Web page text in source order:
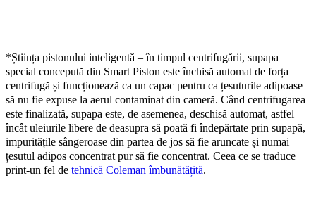
*Știința pistonului inteligentă – în timpul centrifugării, supapa
special concepută din Smart Piston este închisă automat de forța
centrifugă și funcționează ca un capac pentru ca țesuturile adipoase
să nu fie expuse la aerul contaminat din cameră. Când centrifugarea
este finalizată, supapa este, de asemenea, deschisă automat, astfel
încât uleiurile libere de deasupra să poată fi îndepărtate prin supapă,
impuritățile sângeroase din partea de jos să fie aruncate și numai
țesutul adipos concentrat pur să fie concentrat. Ceea ce se traduce
print-un fel de tehnică Coleman îmbunătățită.